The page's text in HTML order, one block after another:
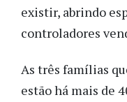
existir, abrindo
controladores
As três famílias
estão há mais de